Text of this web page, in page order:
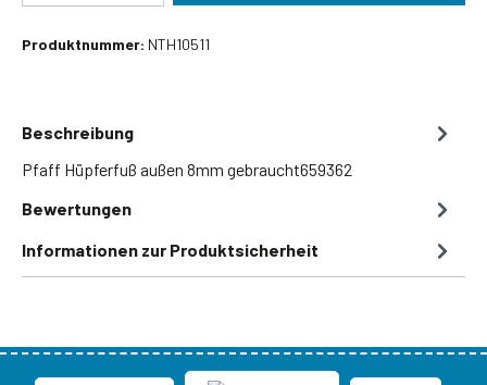
Produktnummer: NTH10511
Beschreibung
Pfaff Hüpferfuß außen 8mm gebraucht659362
Bewertungen
Informationen zur Produktsicherheit